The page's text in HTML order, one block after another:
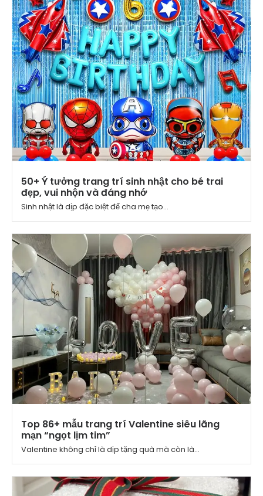
50+ Ý tưởng trang trí sinh nhật cho bé trai
đẹp, vui nhộn và đáng nhớ
Sinh nhật là dịp đặc biệt để cha mẹ tạo...
Top 86+ mẫu trang trí Valentine siêu lãng
mạn “ngọt lịm tim”
Valentine không chỉ là dịp tặng quà mà còn là...